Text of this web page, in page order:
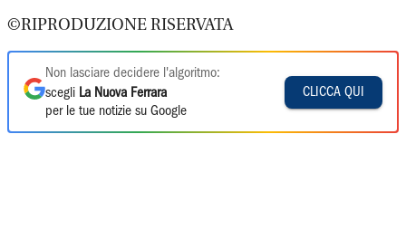
©RIPRODUZIONE RISERVATA
Non lasciare decidere l'algoritmo:
scegli La Nuova Ferrara
per le tue notizie su Google
CLICCA QUI